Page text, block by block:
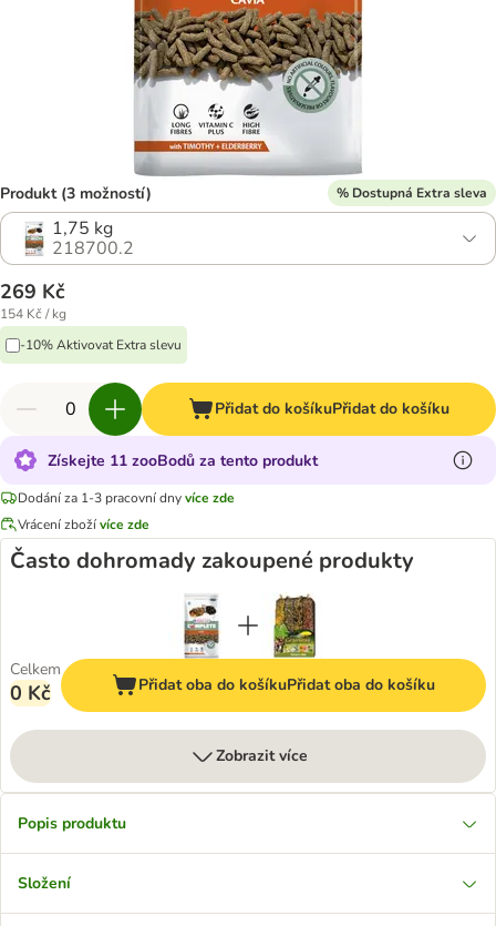
Produkt (3 možností) % Dostupná Extra sleva
1,75 kg
218700.2
269 Kč
154 Kč / kg
-10% Aktivovat Extra slevu
Přidat do košíkuPřidat do košíku
Získejte 11 zooBodů za tento produkt
Dodání za 1-3 pracovní dnyvíce zde
Vrácení zbožívíce zde
Často dohromady zakoupené produkty
Celkem
0 Kč Přidat oba do košíkuPřidat oba do košíku
Zobrazit více
Popis produktu
Složení